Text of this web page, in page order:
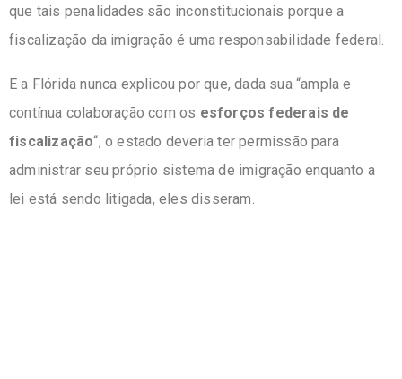
que tais penalidades são inconstitucionais porque a
fiscalização da imigração é uma responsabilidade federal.
E a Flórida nunca explicou por que, dada sua “ampla e
contínua colaboração com os esforços federais de
fiscalização“, o estado deveria ter permissão para
administrar seu próprio sistema de imigração enquanto a
lei está sendo litigada, eles disseram.